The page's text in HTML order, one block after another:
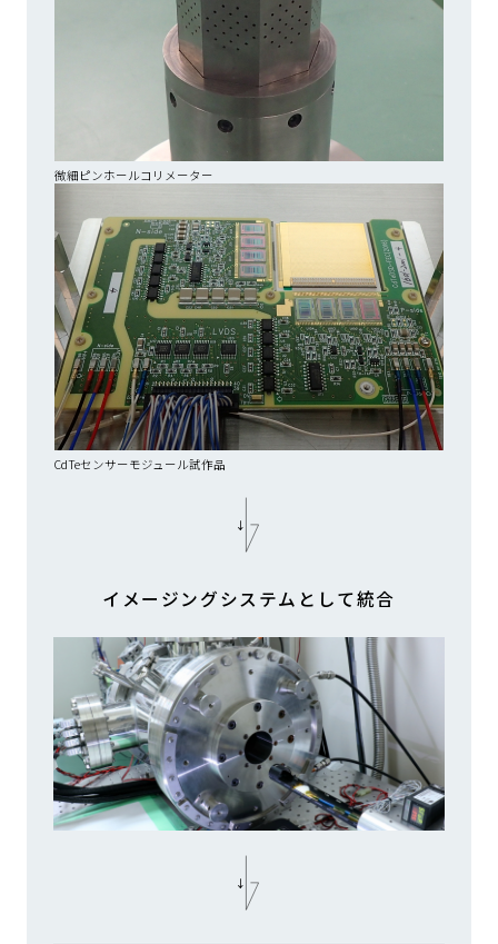
微細ピンホールコリメーター
CdTeセンサーモジュール試作品
イメージングシステムとして統合